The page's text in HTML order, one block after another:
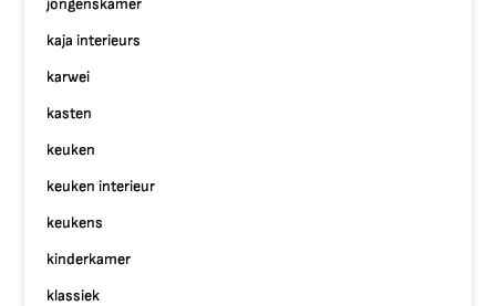
jongenskamer
kaja interieurs
karwei
kasten
keuken
keuken interieur
keukens
kinderkamer
klassiek